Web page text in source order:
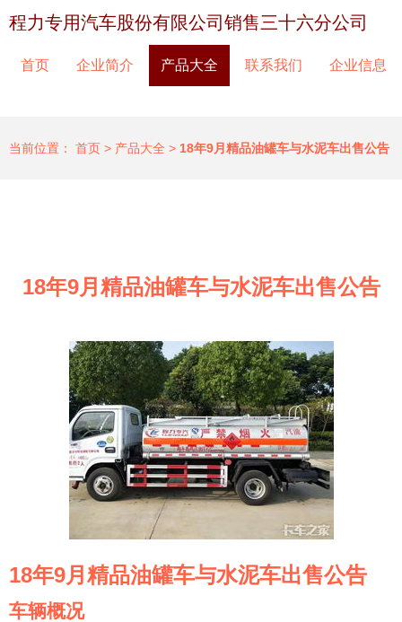
程力专用汽车股份有限公司销售三十六分公司
首页 企业简介 产品大全 联系我们 企业信息
当前位置： 首页 > 产品大全 > 18年9月精品油罐车与水泥车出售公告
18年9月精品油罐车与水泥车出售公告
18年9月精品油罐车与水泥车出售公告
车辆概况